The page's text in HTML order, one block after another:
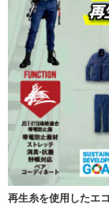
再生糸を使用したエ